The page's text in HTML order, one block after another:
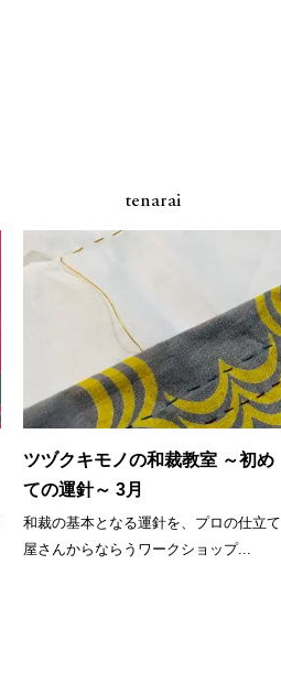
tenarai
ツヅクキモノの和裁教室 ～初め
ての運針～ 3月
和裁の基本となる運針を、プロの仕立て
屋さんからならうワークショップ...